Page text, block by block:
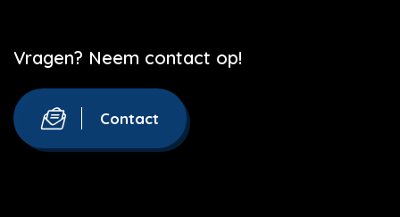
Vragen? Neem contact op!
Contact